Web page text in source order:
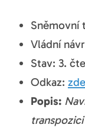
Sněmovní
Vládní
Stav: 3.
Odkaz: zde
Popis: